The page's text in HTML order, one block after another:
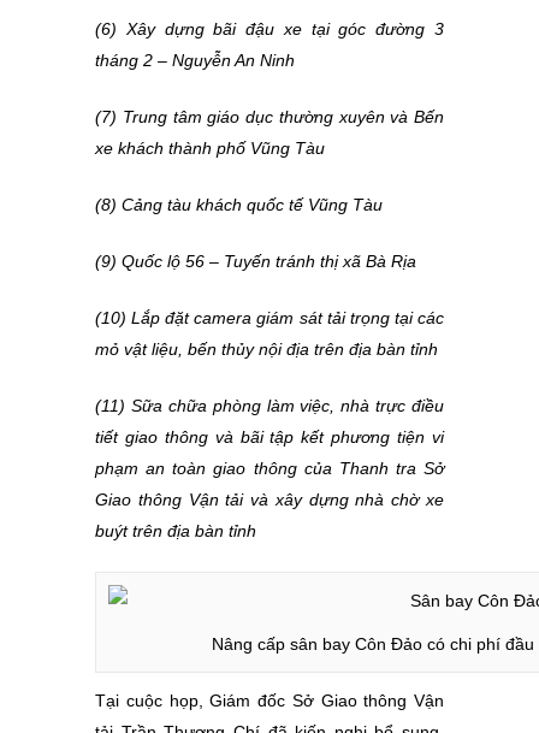
(6) Xây dựng bãi đậu xe tại góc đường 3
tháng 2 – Nguyễn An Ninh
(7) Trung tâm giáo dục thường xuyên và Bến
xe khách thành phố Vũng Tàu
(8) Cảng tàu khách quốc tế Vũng Tàu
(9) Quốc lộ 56 – Tuyến tránh thị xã Bà Rịa
(10) Lắp đặt camera giám sát tải trọng tại các
mỏ vật liệu, bến thủy nội địa trên địa bàn tỉnh
(11) Sữa chữa phòng làm việc, nhà trực điều
tiết giao thông và bãi tập kết phương tiện vi
phạm an toàn giao thông của Thanh tra Sở
Giao thông Vận tải và xây dựng nhà chờ xe
buýt trên địa bàn tỉnh
Nâng cấp sân bay Côn Đảo có chi phí
Tại cuộc họp, Giám đốc Sở Giao thông Vận